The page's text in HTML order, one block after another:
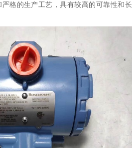
格的生产工艺，具有较高的可靠性和长